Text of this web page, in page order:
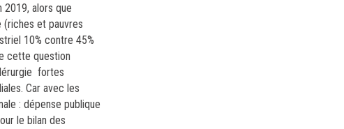
2019, alors que
(riches et pauvres
10% contre 45%
cette question
fortes
Car avec les
: dépense publique
le bilan des